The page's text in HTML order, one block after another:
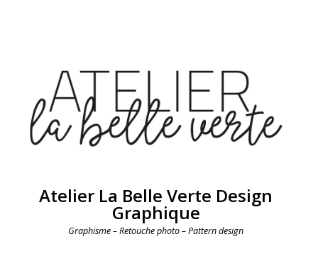
Atelier La Belle Verte Design
Graphique
Graphisme – Retouche photo – Pattern design